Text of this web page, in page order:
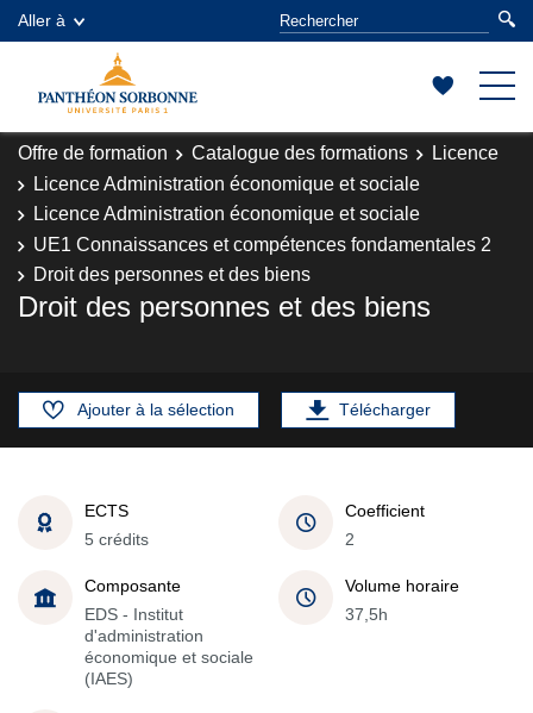
Aller à
Offre de formation Catalogue des formations
Licence
Licence Administration économique et sociale
Licence Administration économique et sociale
UE1 Connaissances et compétences fondamentales 2
Droit des personnes et des biens
Droit des personnes et des biens
Ajouter à la sélection Télécharger
ECTS
5 crédits
Coefficient
2
Composante
EDS - Institut
d'administration
économique et sociale
(IAES)
Volume horaire
37,5h